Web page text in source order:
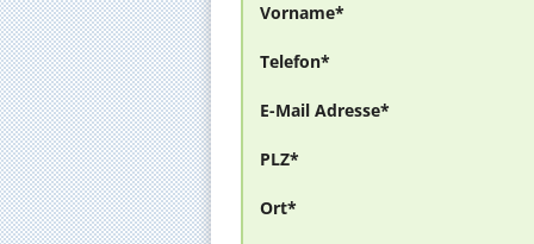
Vorname*
Telefon*
E-Mail Adresse*
PLZ*
Ort*